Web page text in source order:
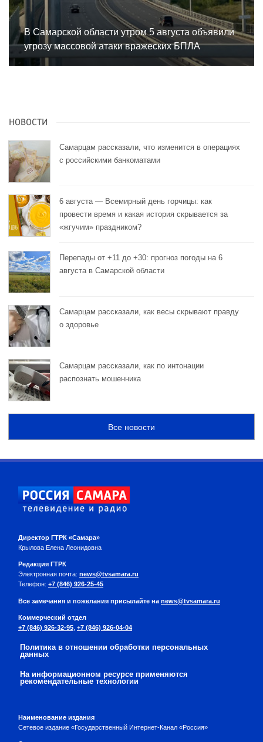
В Самарской области утром 5 августа объявили
угрозу массовой атаки вражеских БПЛА
НОВОСТИ
Самарцам рассказали, что изменится в операциях
с российскими банкоматами
6 августа — Всемирный день горчицы: как
провести время и какая история скрывается за
«жгучим» праздником?
Перепады от +11 до +30: прогноз погоды на 6
августа в Самарской области
Самарцам рассказали, как весы скрывают правду
о здоровье
Самарцам рассказали, как по интонации
распознать мошенника
Все новости
Директор ГТРК «Самара»
Крылова Елена Леонидовна
Редакция ГТРК
Электронная почта: news@tvsamara.ru
Телефон: +7 (846) 926-25-45
Все замечания и пожелания присылайте на news@tvsamara.ru
Коммерческий отдел
+7 (846) 926-32-95 +7 (846) 926-04-04
Политика в отношении обработки персональных
данных
На информационном ресурсе применяются
рекомендательные технологии
Наименование издания
Сетевое издание «Государственный Интернет-Канал «Россия»